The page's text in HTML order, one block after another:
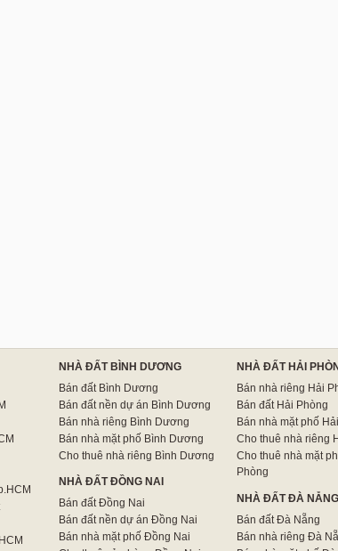
NHÀ ĐẤT BÌNH DƯƠNG
Bán đất Bình Dương
Bán đất nền dự án Bình Dương
Bán nhà riêng Bình Dương
Bán nhà mặt phố Bình Dương
Cho thuê nhà riêng Bình Dương
NHÀ ĐẤT ĐỒNG NAI
Bán đất Đồng Nai
Bán đất nền dự án Đồng Nai
Bán nhà mặt phố Đồng Nai
NHÀ ĐẤT HẢI
Bán nhà riêng Hải
Bán đất Hải Phòng
Bán nhà mặt phố
Cho thuê nhà riêng
Cho thuê nhà mặt
Phòng
NHÀ ĐẤT ĐÀ NẴNG
Bán đất Đà Nẵng
Bán nhà riêng Đà